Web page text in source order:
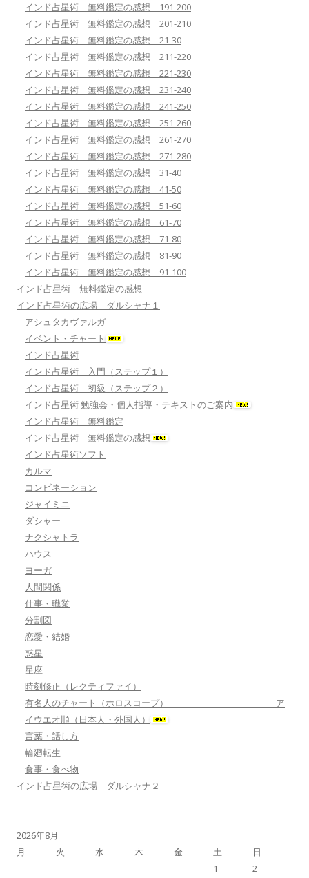
インド占星術 無料鑑定の感想 191-200
インド占星術 無料鑑定の感想 201-210
インド占星術 無料鑑定の感想 21-30
インド占星術 無料鑑定の感想 211-220
インド占星術 無料鑑定の感想 221-230
インド占星術 無料鑑定の感想 231-240
インド占星術 無料鑑定の感想 241-250
インド占星術 無料鑑定の感想 251-260
インド占星術 無料鑑定の感想 261-270
インド占星術 無料鑑定の感想 271-280
インド占星術 無料鑑定の感想 31-40
インド占星術 無料鑑定の感想 41-50
インド占星術 無料鑑定の感想 51-60
インド占星術 無料鑑定の感想 61-70
インド占星術 無料鑑定の感想 71-80
インド占星術 無料鑑定の感想 81-90
インド占星術 無料鑑定の感想 91-100
インド占星術 無料鑑定の感想
インド占星術の広場 ダルシャナ１
アシュタカヴァルガ
イベント・チャート
インド占星術
インド占星術 入門（ステップ１）
インド占星術 初級（ステップ２）
インド占星術 勉強会・個人指導・テキストのご案内
インド占星術 無料鑑定
インド占星術 無料鑑定の感想
インド占星術ソフト
カルマ
コンビネーション
ジャイミニ
ダシャー
ナクシャトラ
ハウス
ヨーガ
人間関係
仕事・職業
分割図
恋愛・結婚
惑星
星座
時刻修正（レクティファイ）
有名人のチャート（ホロスコープ） ア
イウエオ順（日本人・外国人）
言葉・話し方
輪廻転生
食事・食べ物
インド占星術の広場 ダルシャナ２
2026年8月
月
火 水 木 金 土 日
1
2